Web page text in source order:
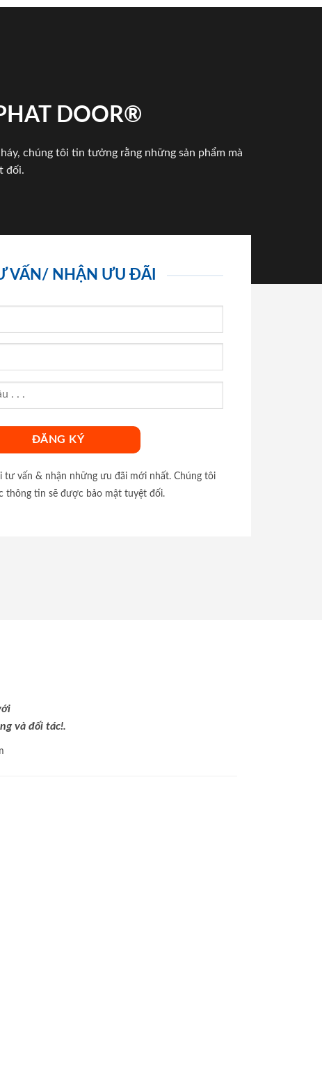
DOOR®
chúng tôi tin tưởng rằng những sản phẩm mà
đối.
VẤN/ NHẬN ƯU ĐÃI
tư vấn & nhận những ưu đãi mới nhất. Chúng tôi
thông tin sẽ được bảo mật tuyệt đối.
và đối tác!.